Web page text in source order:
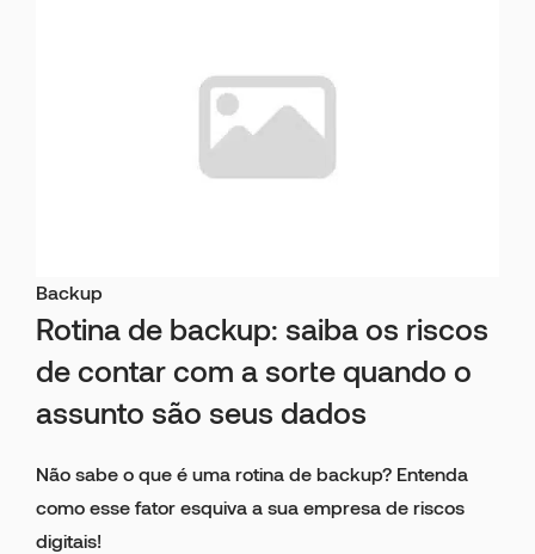
Backup
Rotina de backup: saiba os riscos
de contar com a sorte quando o
assunto são seus dados
Não sabe o que é uma rotina de backup? Entenda
como esse fator esquiva a sua empresa de riscos
digitais!